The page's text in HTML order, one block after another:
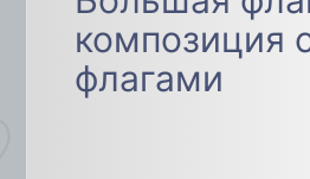
композиция
флагами